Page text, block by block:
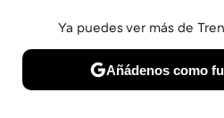
BELLEZA SHOPPING VIAJES
Ya puedes ver más de
Añádenos como